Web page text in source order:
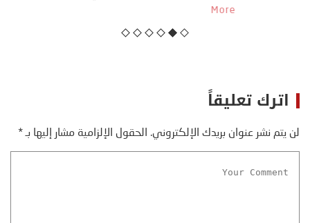
منذ نهاية ثمانينات القرن الماضي، حين أطردنا ...
اترك تعليقاً
لن يتم نشر عنوان بريدك الإلكتروني. الحقول الإلزامية مشار إليها بـ*